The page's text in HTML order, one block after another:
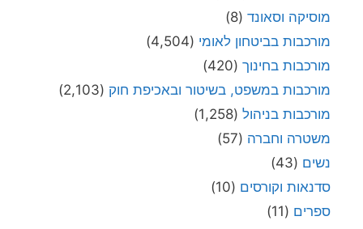
מוסיקה וסאונד (8)
מורכבות בביטחון לאומי (4,504)
מורכבות בחינוך (420)
מורכבות במשפט, בשיטור ובאכיפת חוק (2,103)
מורכבות בניהול (1,258)
משטרה וחברה (57)
נשים (43)
סדנאות וקורסים (10)
ספרים (11)